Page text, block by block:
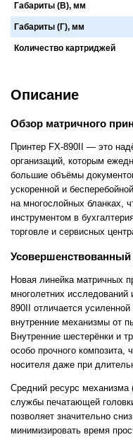
Габариты (В), мм
Габариты (Г), мм
Количество картриджей
Описание
Обзор матричного
Принтер FX-890II — это
организаций, которым
большие объёмы
ускоренной и
на многослойных бланках,
инструментом в
торговле и сервисных
Усовершенствованный
Новая линейка матричных
многолетних исследований
890II отличается
внутренние механизмы от
Внутренние шестерёнки и
особо прочного композита,
носителя даже при
Средний ресурс механизма
службы печатающей
позволяет значительно
минимизировать время